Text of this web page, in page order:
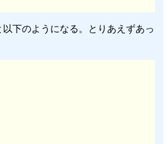
下のようになる。とりあえずあっ